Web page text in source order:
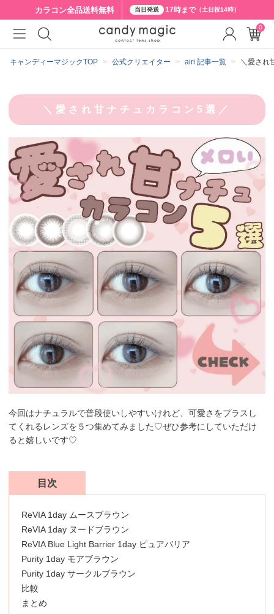
カラコン全品送料無料 当日発送 17時まで（土日祝14時）
キャンディーマジックTOP 公式クリエイター airi 記事一覧 ＼愛され
＼愛され甘ナチュカラコン5選／
今回はナチュラルで普段使いしやすいけれど、可愛さをプラスし
てくれるレンズを５つ集めてみました♡ぜひ参考にしていただけ
ると嬉しいです♡
目次
ReVIA 1day ムースブラウン
ReVIA 1day ヌードブラウン
ReVIA Blue Light Barrier 1day ピュアバリア
Purity 1day モアブラウン
Purity 1day サークルブラウン
比較
まとめ
0